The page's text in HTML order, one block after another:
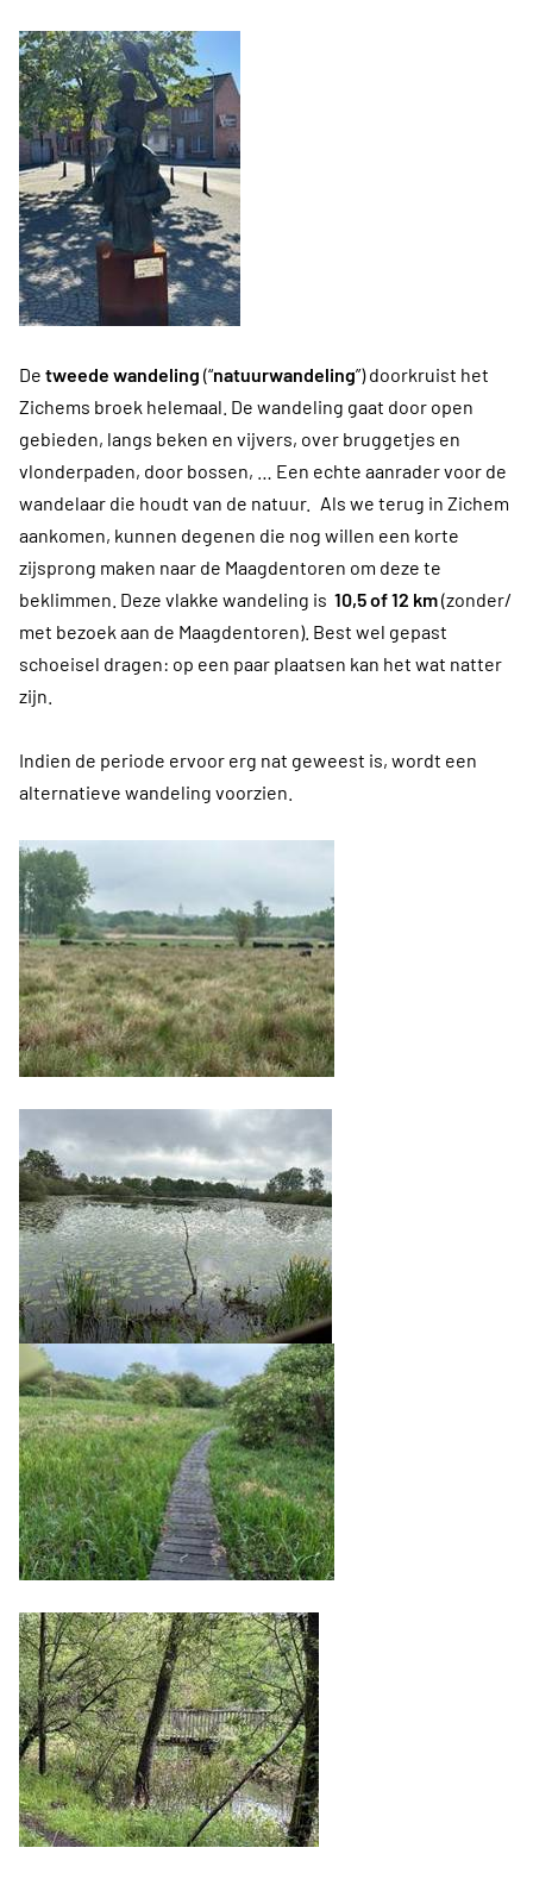
De tweede wandeling (“natuurwandeling”) doorkruist het
Zichems broek helemaal. De wandeling gaat door open
gebieden, langs beken en vijvers, over bruggetjes en
vlonderpaden, door bossen, … Een echte aanrader voor de
wandelaar die houdt van de natuur.
Als we terug in Zichem
aankomen, kunnen degenen die nog willen een korte
zijsprong maken naar de Maagdentoren om deze te
beklimmen. Deze vlakke wandeling is 10,5 of 12 km(zonder/
met bezoek aan de Maagdentoren). Best wel gepast
schoeisel dragen: op een paar plaatsen kan het wat natter
zijn.
Indien de periode ervoor erg nat geweest is, wordt een
alternatieve wandeling voorzien.